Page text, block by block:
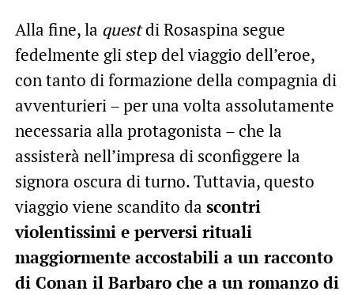
Alla fine, la questdi Rosaspina segue
fedelmente gli step del viaggio dell’eroe,
con tanto di formazione della compagnia di
avventurieri – per una volta assolutamente
necessaria alla protagonista – che la
assisterà nell’impresa di sconfiggere la
signora oscura di turno. Tuttavia, questo
viaggio viene scandito da scontri
violentissimi e perversi rituali
maggiormente accostabili a un racconto
di Conan il Barbaro che a un romanzo di